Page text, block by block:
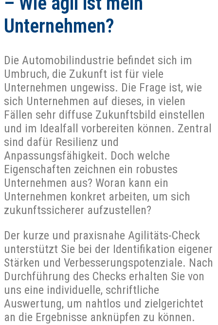
Unternehmen?
Die Automobilindustrie befindet sich im
Umbruch, die Zukunft ist für viele
Unternehmen ungewiss. Die Frage ist, wie
sich Unternehmen auf dieses, in vielen
Fällen sehr diffuse Zukunftsbild einstellen
und im Idealfall vorbereiten können. Zentral
sind dafür Resilienz und
Anpassungsfähigkeit. Doch welche
Eigenschaften zeichnen ein robustes
Unternehmen aus? Woran kann ein
Unternehmen konkret arbeiten, um sich
zukunftssicherer aufzustellen?
Der kurze und praxisnahe Agilitäts-Check
unterstützt Sie bei der Identifikation eigener
Stärken und Verbesserungspotenziale. Nach
Durchführung des Checks erhalten Sie von
uns eine individuelle, schriftliche
Auswertung, um nahtlos und zielgerichtet
an die Ergebnisse anknüpfen zu können.